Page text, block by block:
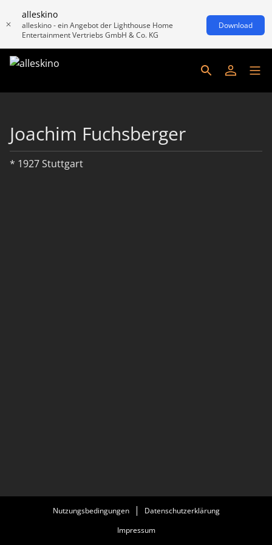
alleskino
alleskino - ein Angebot der Lighthouse Home
Entertainment Vertriebs GmbH & Co. KG
Download
Joachim Fuchsberger
* 1927 Stuttgart
Nutzungsbedingungen
Datenschutzerklärung
Impressum